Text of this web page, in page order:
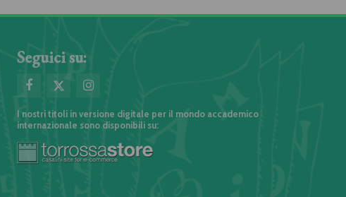
Seguici su:
I nostri titoli in versione digitale per il mondo accademico
internazionale sono disponibili su: